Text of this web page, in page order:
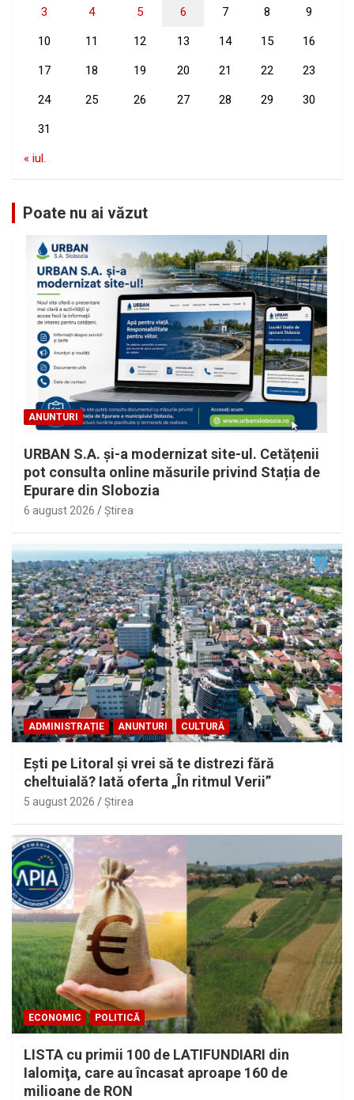
3 4 5 6 7 8 9
10 11 12 13 14 15 16
17 18 19 20 21 22 23
24 25 26 27 28 29 30
31
« iul.
Poate nu ai văzut
ANUNTURI
URBAN S.A. și-a modernizat site-ul. Cetățenii
pot consulta online măsurile privind Stația de
Epurare din Slobozia
6 august 2026 Ştirea
ADMINISTRAȚIE ANUNTURI CULTURĂ
Eşti pe Litoral şi vrei să te distrezi fără
cheltuială? Iată oferta „În ritmul Verii”
5 august 2026 Ştirea
ECONOMIC POLITICĂ
LISTA cu primii 100 de LATIFUNDIARI din
Ialomiţa, care au încasat aproape 160 de
milioane de RON